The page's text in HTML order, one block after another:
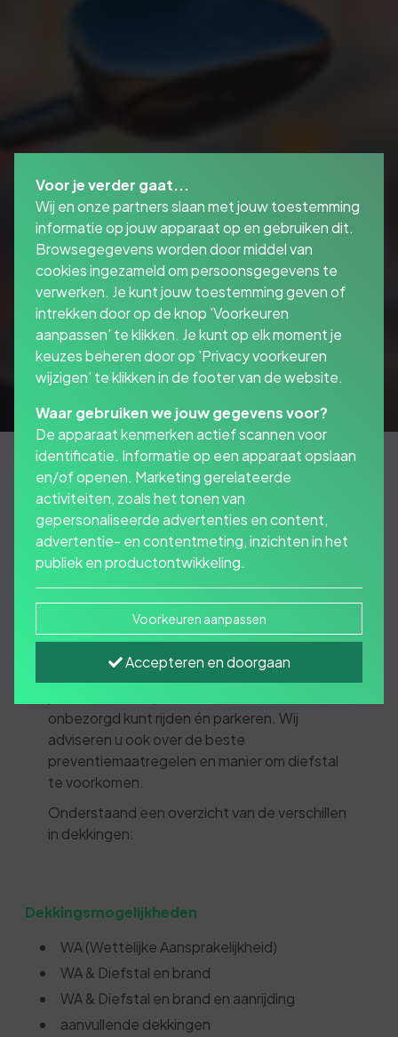
Het diefstalrisico is
groot, dus een allrisk-
dekking is best wel slim.
Eén op de 200 brommers en scooters wordt
gestolen. Wij raden u daarom aan om niet
alleen een WA-dekking te nemen. Wij weten
onbezorgd kunt rijden én parkeren. Wij
adviseren u ook over de beste
preventiemaatregelen en manier om diefstal
te voorkomen.
Onderstaand een overzicht van de verschillen
in dekkingen:
Dekkingsmogelijkheden
WA (Wettelijke Aansprakelijkheid)
WA & Diefstal en brand
WA & Diefstal en brand en aanrijding
aanvullende dekkingen
Voor je verder gaat...
Wij en onze partners slaan met jouw toestemming
informatie op jouw apparaat op en gebruiken dit.
Browsegegevens worden door middel van
cookies ingezameld om persoonsgegevens te
verwerken. Je kunt jouw toestemming geven of
intrekken door op de knop 'Voorkeuren
aanpassen' te klikken. Je kunt op elk moment je
keuzes beheren door op 'Privacy voorkeuren
wijzigen' te klikken in de footer van de website.
Waar gebruiken we jouw gegevens voor?
De apparaat kenmerken actief scannen voor
identificatie. Informatie op een apparaat opslaan
en/of openen. Marketing gerelateerde
activiteiten, zoals het tonen van
gepersonaliseerde advertenties en content,
advertentie- en contentmeting, inzichten in het
publiek en productontwikkeling.
Voorkeuren aanpassen
Accepteren en doorgaan